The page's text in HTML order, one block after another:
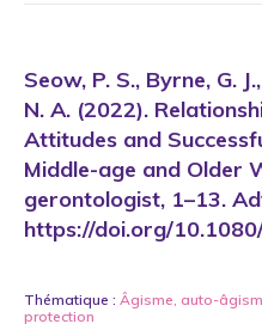
Seow, P. S., Byrne, G.
N. A. (2022).
Attitudes and
Middle-age and Older
gerontologist, 1–13.
https://doi.org/
Thématique : Âgisme, auto-
protection